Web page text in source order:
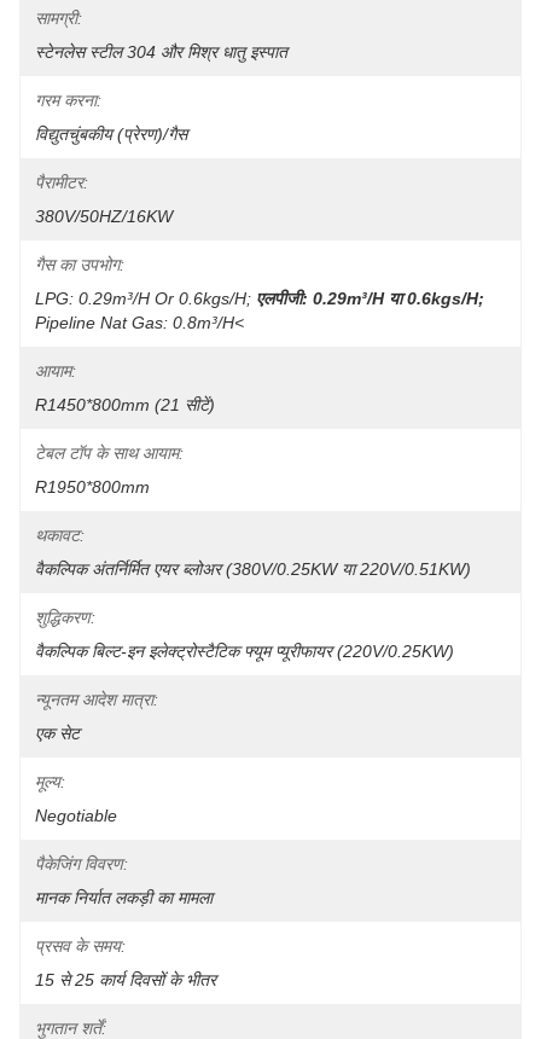
सामग्री:
स्टेनलेस स्टील 304 और मिश्र धातु इस्पात
गरम करना:
विद्युतचुंबकीय (प्रेरण)/गैस
पैरामीटर:
380V/50HZ/16KW
गैस का उपभोग:
LPG: 0.29m³/h Or 0.6kgs/h; एलपीजी: 0.29m³/h या 0.6kgs/h;
Pipeline Nat Gas: 0.8m³/h<
आयाम:
R1450*800mm (21 सीटें)
टेबल टॉप के साथ आयाम:
R1950*800mm
थकावट:
वैकल्पिक अंतर्निर्मित एयर ब्लोअर (380V/0.25KW या 220V/0.51KW)
शुद्धिकरण:
वैकल्पिक बिल्ट-इन इलेक्ट्रोस्टैटिक फ्यूम प्यूरीफायर (220V/0.25KW)
न्यूनतम आदेश मात्रा:
एक सेट
मूल्य:
Negotiable
पैकेजिंग विवरण:
मानक निर्यात लकड़ी का मामला
प्रसव के समय:
15 से 25 कार्य दिवसों के भीतर
भुगतान शर्तें: